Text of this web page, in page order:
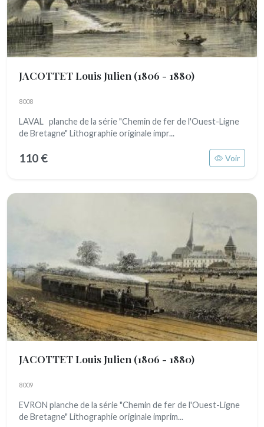
JACOTTET Louis Julien (1806 - 1880)
8008
LAVAL planche de la série "Chemin de fer de l'Ouest-Ligne
de Bretagne" Lithographie originale impr...
110 € Voir
JACOTTET Louis Julien (1806 - 1880)
8009
EVRON planche de la série "Chemin de fer de l'Ouest-Ligne
de Bretagne" Lithographie originale imprim...